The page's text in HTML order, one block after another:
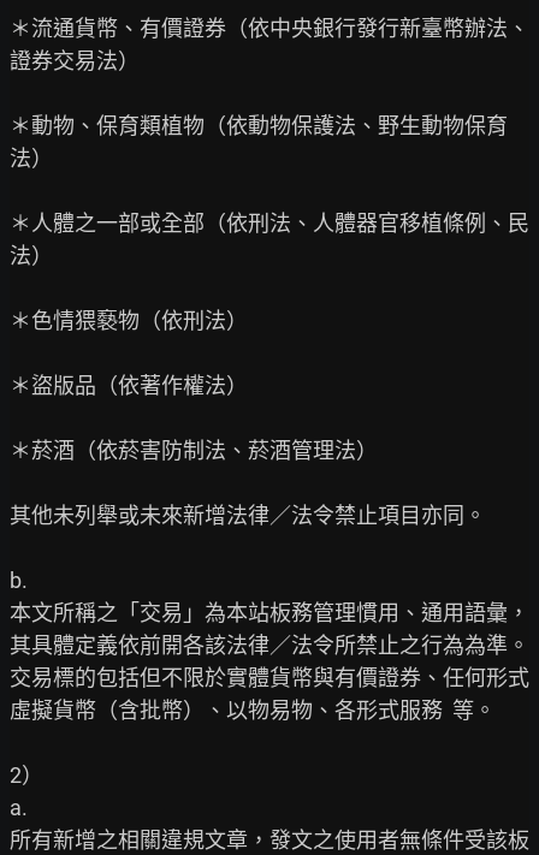
＊流通貨幣、有價證券（依中央銀行發行新臺幣辦法、
證券交易法）
＊動物、保育類植物（依動物保護法、野生動物保育
法）
＊人體之一部或全部（依刑法、人體器官移植條例、民
法）
＊色情猥褻物（依刑法）
＊盜版品（依著作權法）
＊菸酒（依菸害防制法、菸酒管理法）
其他未列舉或未來新增法律／法令禁止項目亦同。
b.
本文所稱之「交易」為本站板務管理慣用、通用語彙，
其具體定義依前開各該法律／法令所禁止之行為為準。
交易標的包括但不限於實體貨幣與有價證券、任何形式
虛擬貨幣（含批幣）、以物易物、各形式服務  等。
2）
a.
所有新增之相關違規文章，發文之使用者無條件受該板